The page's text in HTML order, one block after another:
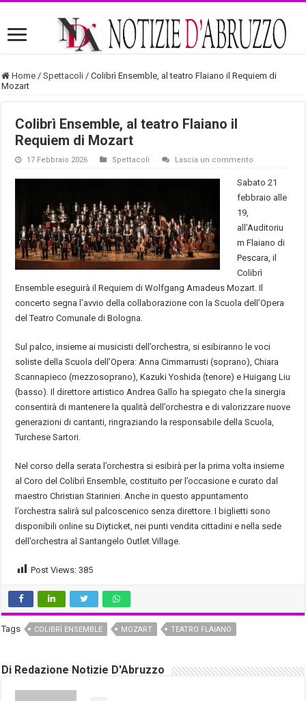
Home / Spettacoli / Colibrì Ensemble, al teatro Flaiano il Requiem di
Mozart
Colibrì Ensemble, al teatro Flaiano il
Requiem di Mozart
17 Febbraio 2026 Spettacoli Lascia un commento
Sabato 21
febbraio alle
19,
all’Auditoriu
m Flaiano di
Pescara, il
Colibrì
Ensemble eseguirà il Requiem di Wolfgang Amadeus Mozart. Il
concerto segna l’avvio della collaborazione con la Scuola dell’Opera
del Teatro Comunale di Bologna.
Sul palco, insieme ai musicisti dell’orchestra, si esibiranno le voci
soliste della Scuola dell’Opera: Anna Cimmarrusti (soprano), Chiara
Scannapieco (mezzosoprano), Kazuki Yoshida (tenore) e Huigang Liu
(basso). Il direttore artistico Andrea Gallo ha spiegato che la sinergia
consentirà di mantenere la qualità dell’orchestra e di valorizzare nuove
generazioni di cantanti, ringraziando la responsabile della Scuola,
Turchese Sartori.
Nel corso della serata l’orchestra si esibirà per la prima volta insieme
al Coro del Colibrì Ensemble, costituito per l’occasione e curato dal
maestro Christian Starinieri. Anche in questo appuntamento
l’orchestra salirà sul palcoscenico senza direttore. I biglietti sono
disponibili online su Diyticket, nei punti vendita cittadini e nella sede
dell’orchestra al Santangelo Outlet Village.
Post Views: 385
Tags COLIBRÌ ENSEMBLE MOZART TEATRO FLAIANO
Di Redazione Notizie D'Abruzzo